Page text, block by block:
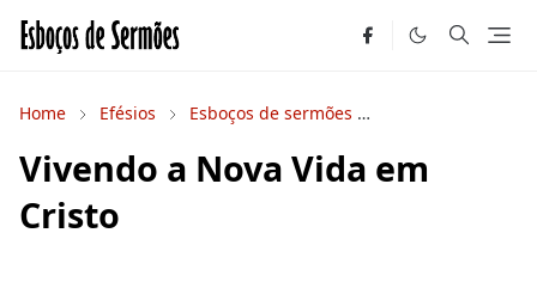
Home Efésios Esboços de sermões
Vivendo a Nova Vida em
Cristo